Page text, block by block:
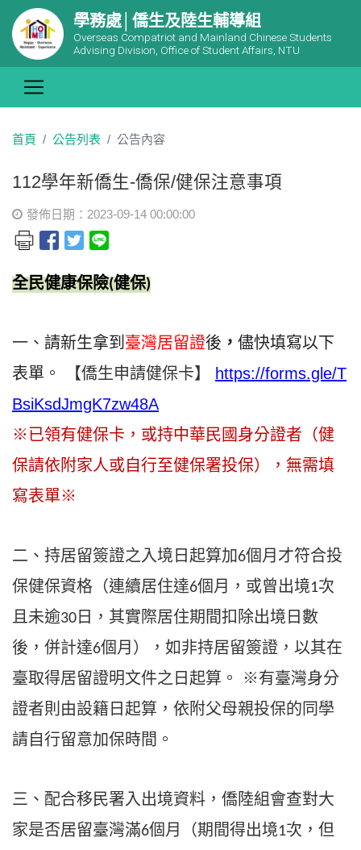
學務處│僑生及陸生輔導組
Overseas Compatriot and Mainland Chinese Students
Advising Division, Office of Student Affairs, NTU
首頁 公告列表 公告內容
112學年新僑生-僑保/健保注意事項
發佈日期：2023-09-14 00:00:00
全民健康保險(健保)
一、 請新生拿到 臺灣居留證後 ， 儘快填寫以下
表單 。 【僑生申請健保卡】
https://forms.gle/T
BsiKsdJmgK7zw48A
※已領有健保卡，或持中華民國身分證者（健
保請依附家人或自行至健保署投保），無需填
寫表單※
二、持居留簽證之入境日起算加 6個月才符合投
保健保資格（連續居住達6個月，或曾出境1次
且未逾30 日，其實際居住期間扣除出境日數
後，併計達6個月），如非持居留簽證，以其在
臺取得居留證明文件之日起算。
※有臺灣身分
證者則由設籍日起算，依附父母親投保的同學
請自行留意加保時間。
三、配合移民署入出境資料，僑陸組會查對大
家是否居留臺灣滿6個月（期間得出境1次，但